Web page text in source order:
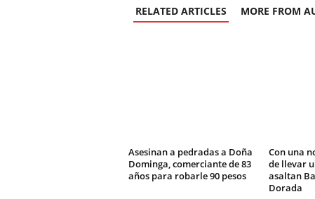
RELATED ARTICLES MORE FROM
Asesinan a pedradas a Doña
Dominga, comerciante de 83
años para robarle 90 pesos
Con una
de llevar
asaltan
Dorada